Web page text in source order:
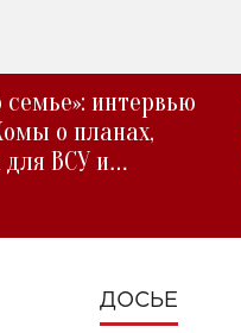
интервью
о планах,
для ВСУ и
ДОСЬЕ